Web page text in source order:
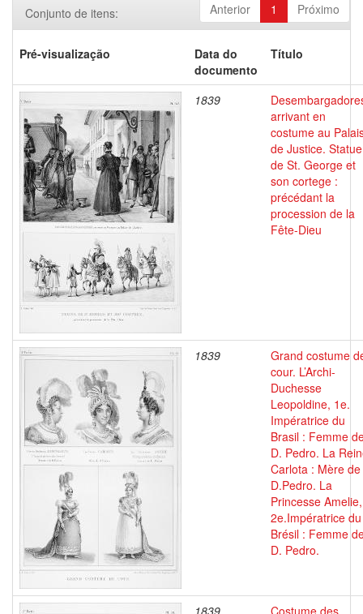
Anterior 1 Próximo
Conjunto de itens:
Pré-visualização
Data do
documento
Título
1839
arrivant en
costume au
de Justice. Statue
de St. George et
son cortege :
précédant la
procession de la
Fête-Dieu
1839
Grand costume
cour. L’Archi-
Duchesse
Leopoldine, 1e.
Impératrice du
Brasil : Femme
D. Pedro. La
Carlota : Mère de
D.Pedro. La
Princesse Amelie,
2e.Impératrice du
Brésil : Femme
D. Pedro.
1839 Costume des